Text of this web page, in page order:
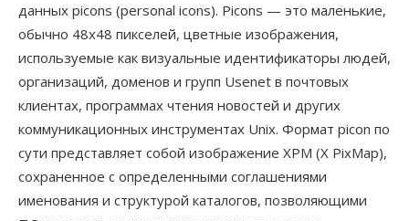
данных picons (personal icons). Picons — это маленькие,
обычно 48x48 пикселей, цветные изображения,
используемые как визуальные идентификаторы людей,
организаций, доменов и групп Usenet в почтовых
клиентах, программах чтения новостей и других
коммуникационных инструментах Unix. Формат picon по
сути представляет собой изображение XPM (X PixMap),
сохраненное с определенными соглашениями
именования и структурой каталогов, позволяющими